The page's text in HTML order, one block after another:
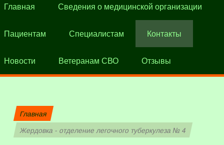
Главная Сведения о медицинской организации
Пациентам Специалистам Контакты
Новости Ветеранам СВО Отзывы
Главная
Жердовка - отделение легочного туберкулеза № 4